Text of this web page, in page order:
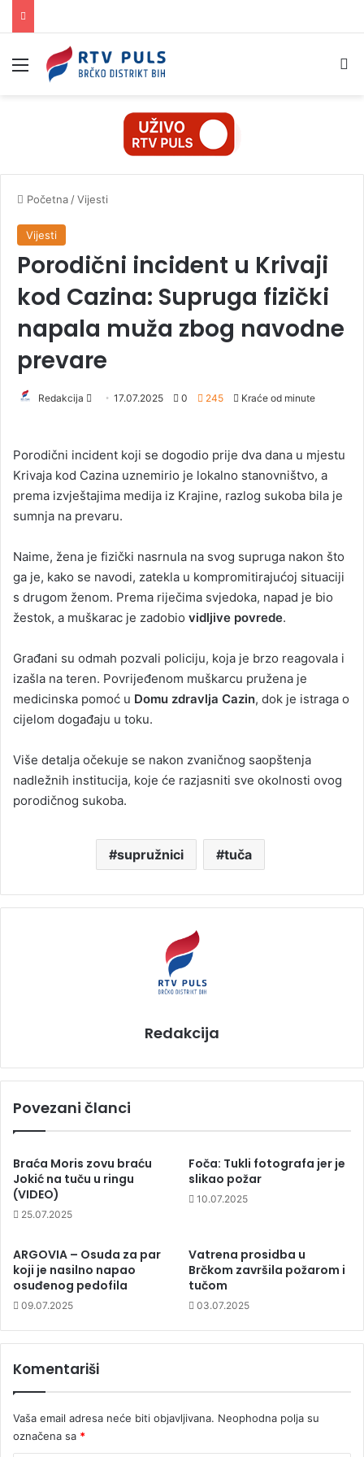
Izbornik
Početna /Vijesti
Vijesti
Porodični incident u Krivaji
kod Cazina: Supruga fizički
napala muža zbog navodne
prevare
Redakcija
d
a
n
e
a
l
17.07.2025 0 245 Kraće od minute
Porodični incident koji se dogodio prije dva dana u mjestu
Krivaja kod Cazina uznemirio je lokalno stanovništvo, a
prema izvještajima medija iz Krajine, razlog sukoba bila je
sumnja na prevaru.
Naime, žena je fizički nasrnula na svog supruga nakon što
ga je, kako se navodi, zatekla u kompromitirajućoj situaciji
s drugom ženom. Prema riječima svjedoka, napad je bio
žestok, a muškarac je zadobio vidljive povrede.
Građani su odmah pozvali policiju, koja je brzo reagovala i
izašla na teren. Povrijeđenom muškarcu pružena je
medicinska pomoć u Domu zdravlja Cazin, dok je istraga o
cijelom događaju u toku.
Više detalja očekuje se nakon zvaničnog saopštenja
nadležnih institucija, koje će razjasniti sve okolnosti ovog
porodičnog sukoba.
supružnici tuča
Redakcija
Povezani članci
Braća Moris zovu braću
Jokić na tuču u ringu
(VIDEO)
25.07.2025
Foča: Tukli fotografa jer je
slikao požar
10.07.2025
ARGOVIA – Osuda za par
koji je nasilno napao
osuđenog pedofila
09.07.2025
Vatrena prosidba u
Brčkom završila požarom i
tučom
03.07.2025
Komentariši
Vaša email adresa neće biti objavljivana. Neophodna polja su
označena sa *